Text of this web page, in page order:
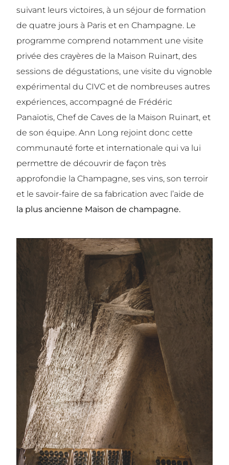
suivant leurs victoires, à un séjour de formation
de quatre jours à Paris et en Champagne. Le
programme comprend notamment une visite
privée des crayères de la Maison Ruinart, des
sessions de dégustations, une visite du vignoble
expérimental du CIVC et de nombreuses autres
expériences, accompagné de Frédéric
Panaïotis, Chef de Caves de la Maison Ruinart, et
de son équipe. Ann Long rejoint donc cette
communauté forte et internationale qui va lui
permettre de découvrir de façon très
approfondie la Champagne, ses vins, son terroir
et le savoir-faire de sa fabrication avec l’aide de
la plus ancienne Maison de champagne.